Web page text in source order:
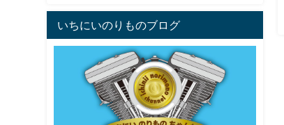
いちにいのりものブログ